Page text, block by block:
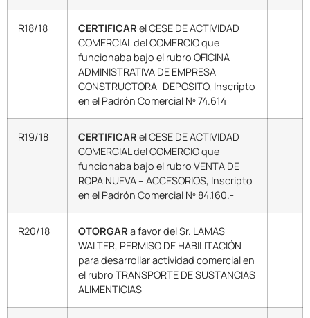
R18/18 CERTIFICAR el CESE DE ACTIVIDAD
COMERCIAL del COMERCIO que
funcionaba bajo el rubro OFICINA
ADMINISTRATIVA DE EMPRESA
CONSTRUCTORA- DEPOSITO, Inscripto
en el Padrón Comercial Nº 74.614
R19/18 CERTIFICAR el CESE DE ACTIVIDAD
COMERCIAL del COMERCIO que
funcionaba bajo el rubro VENTA DE
ROPA NUEVA – ACCESORIOS, Inscripto
en el Padrón Comercial Nº 84.160.-
R20/18 OTORGAR a favor del Sr. LAMAS
WALTER, PERMISO DE HABILITACIÓN
para desarrollar actividad comercial en
el rubro TRANSPORTE DE SUSTANCIAS
ALIMENTICIAS